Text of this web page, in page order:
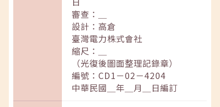
審查：＿
設計：高倉
臺灣電力株式會社
縮尺：＿
（光復後圖面整理記錄章）
編號：CD1－02－4204
中華民國＿年＿月＿日編訂